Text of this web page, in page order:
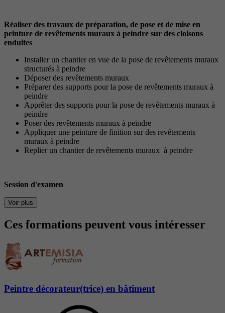
Réaliser des travaux de préparation, de pose et de mise en
peinture de revêtements muraux à peindre sur des cloisons
enduites
Installer un chantier en vue de la pose de revêtements muraux
structurés à peindre
Déposer des revêtements muraux
Préparer des supports pour la pose de revêtements muraux à
peindre
Apprêter des supports pour la pose de revêtements muraux à
peindre
Poser des revêtements muraux à peindre
Appliquer une peinture de finition sur des revêtements
muraux à peindre
Replier un chantier de revêtements muraux à peindre
Session d'examen
Voir plus
Ces formations peuvent vous intéresser
Peintre décorateur(trice) en bâtiment